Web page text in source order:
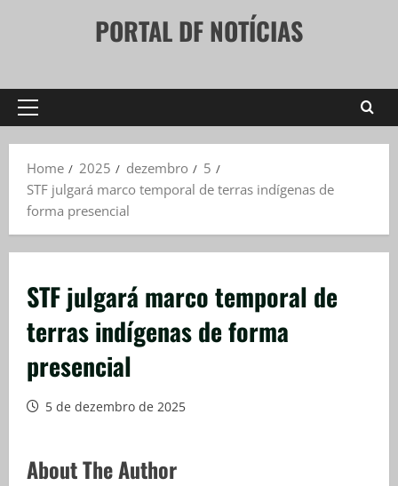
PORTAL DF NOTÍCIAS
Primary
Home
2025 dezembro
5
STF julgará marco temporal de terras indígenas de
forma presencial
STF julgará marco temporal de
terras indígenas de forma
presencial
5 de dezembro de 2025
About The Author